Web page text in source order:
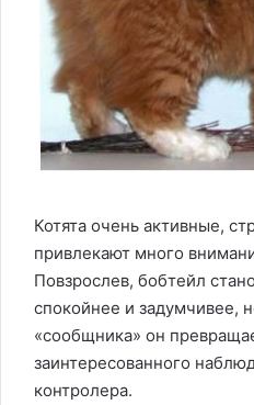
Котята очень активные,
привлекают много
Повзрослев, бобтейл
спокойнее и задумчивее,
«сообщника» он
заинтересованного
контролера.